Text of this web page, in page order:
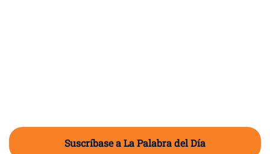
Suscríbase a La Palabra del Día